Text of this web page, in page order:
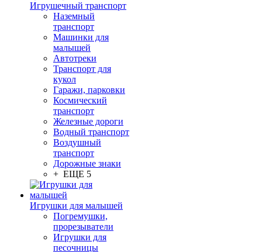
Игрушечный транспорт
Наземный
транспорт
Машинки для
малышей
Автотреки
Транспорт для
кукол
Гаражи, парковки
Космический
транспорт
Железные дороги
Водный транспорт
Воздушный
транспорт
Дорожные знаки
+ ЕЩЕ 5
Игрушки для малышей
Погремушки,
прорезыватели
Игрушки для
песочницы